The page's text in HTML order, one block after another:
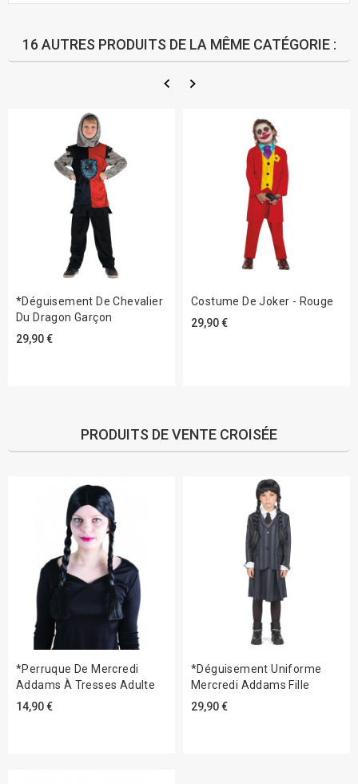
16 AUTRES PRODUITS DE LA MÊME CATÉGORIE :
*Déguisement De Chevalier
Du Dragon Garçon
29,90 €
Costume De Joker - Rouge
29,90 €
PRODUITS DE VENTE CROISÉE
*Perruque De Mercredi
Addams À Tresses Adulte
14,90 €
*Déguisement Uniforme
Mercredi Addams Fille
29,90 €